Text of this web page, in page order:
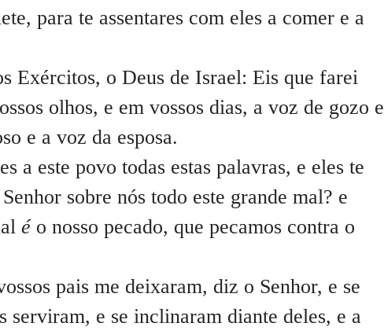
para te assentares com eles a comer e a
Exércitos, o Deus de Israel: Eis que farei
olhos, e em vossos dias, a voz de gozo e
e a voz da esposa.
a este povo todas estas palavras, e eles te
sobre nós todo este grande mal? e
éo nosso pecado, que pecamos contra o
pais me deixaram, diz o Senhor, e se
serviram, e se inclinaram diante deles, e a